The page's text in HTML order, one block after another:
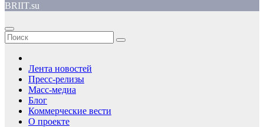
BRIIT.su
Лента новостей
Пресс-релизы
Масс-медиа
Блог
Коммерческие вести
О проекте